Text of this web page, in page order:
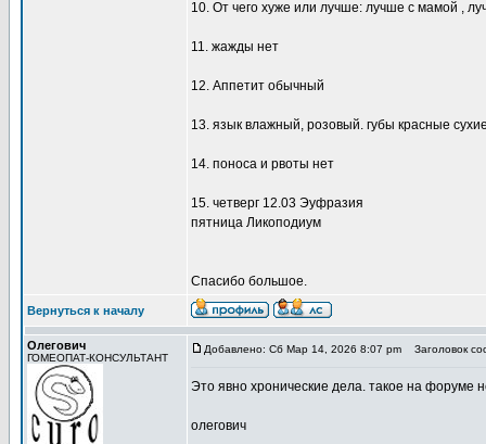
10. От чего хуже или лучше: лучше с мамой ,
11. жажды нет
12. Аппетит обычный
13. язык влажный, розовый. губы красные
14. поноса и рвоты нет
15. четверг 12.03 Эуфразия
пятница Ликоподиум
Спасибо большое.
Вернуться к началу
Олегович
ГОМЕОПАТ-КОНСУЛЬТАНТ
Добавлено: Сб Мар 14, 2026 8:07 pm Заголовок
Это явно хронические дела. такое на форуме
олегович